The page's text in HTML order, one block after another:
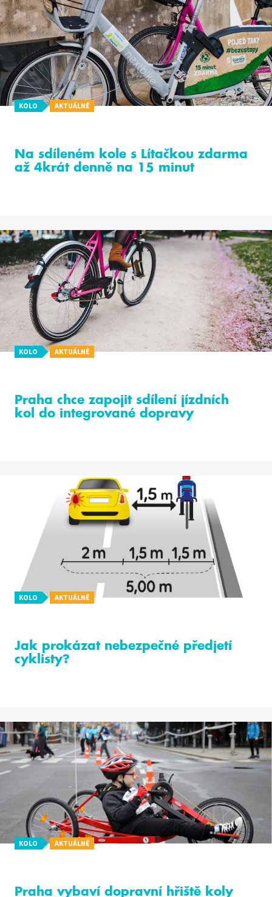
KOLO AKTUÁLNĚ
Na sdíleném kole s Lítačkou zdarma
až 4krát denně na 15 minut
KOLO AKTUÁLNĚ
Praha chce zapojit sdílení jízdních
kol do integrované dopravy
KOLO AKTUÁLNĚ
Jak prokázat nebezpečné předjetí
cyklisty?
KOLO AKTUÁLNĚ
Praha vybaví dopravní hřiště koly